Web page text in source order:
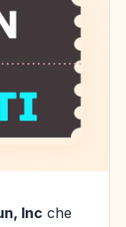
Inc che